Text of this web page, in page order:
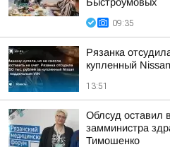
09:35
Рязанка
купленный
13:51
Облсуд оставил
замминистра
Тимошенко